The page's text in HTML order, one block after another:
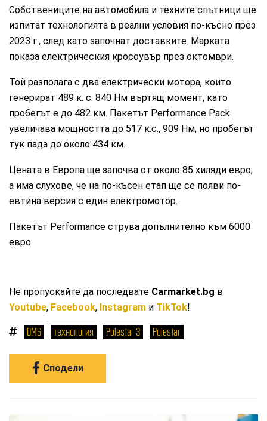
Собствениците на автомобила и техните спътници ще
изпитат технологията в реални условия по-късно през
2023 г., след като започнат доставките. Марката
показа електрическия кросоувър през октомври.
Той разполага с два електрически мотора, които
генерират 489 к. с. 840 Нм въртящ момент, като
пробегът е до 482 км. Пакетът Performance Pack
увеличава мощността до 517 к.с., 909 Нм, но пробегът
тук пада до около 434 км.
Цената в Европа ще започва от около 85 хиляди евро,
а има слухове, че на по-късен етап ще се появи по-
евтина версия с един електромотор.
Пакетът Performance струва допълнително към 6000
евро.
Не пропускайте да последвате Carmarket.bg в
Youtube, Facebook, Instagram и TikTok!
DMS технология Polestar 3 Polestar
Сподели